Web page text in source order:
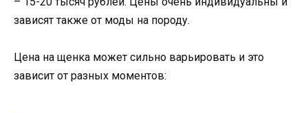
зависят также от моды на породу.
Цена на щенка может сильно варьировать и это
зависит от разных моментов: